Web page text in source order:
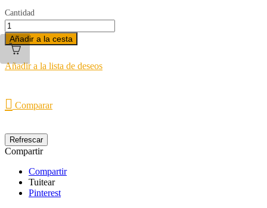
Cantidad
Añadir a la cesta
Añadir a la lista de deseos
 Comparar
Compartir
Compartir
Tuitear
Pinterest